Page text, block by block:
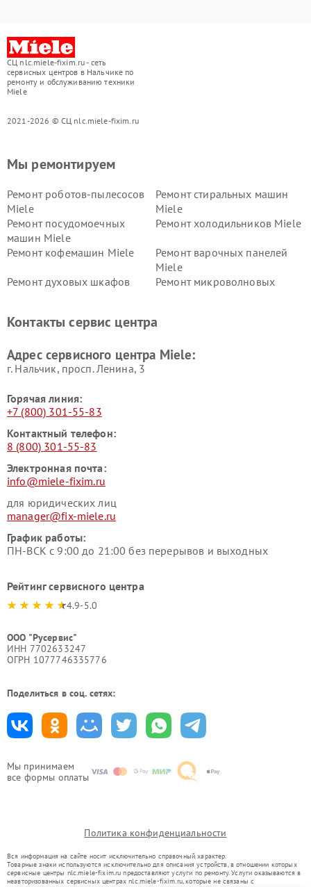
СЦ nlc.miele-fixim.ru - сеть
сервисных центров в Нальчике по
ремонту и обслуживанию техники
Miele
2021-2026 © СЦ nlc.miele-fixim.ru
Мы принимаем
все формы оплаты
Мы ремонтируем
Ремонт роботов-пылесосов
Miele
Ремонт стиральных машин
Miele
Ремонт посудомоечных
машин Miele
Ремонт холодильников Miele
Ремонт кофемашин Miele
Ремонт варочных панелей
Miele
Ремонт духовых шкафов
Ремонт микроволновых
Miele
Miele
пылесосов Miele
Контакты сервис центра
Адрес сервисного центра Miele:
г. Нальчик, просп. Ленина, 3
Горячая линия:
+7 (800) 301-55-83
Контактный телефон:
8 (800) 301-55-83
Электронная почта:
info@miele-fixim.ru
для юридических лиц
manager@fix-miele.ru
График работы:
ПН-ВСК с 9:00 до 21:00 без перерывов и выходных
Рейтинг сервисного центра
4.9-5.0
ООО "Русервис"
ИНН 7702633247
ОГРН 1077746335776
Поделиться в соц. сетях:
Политика конфиденциальности
Вся информация на сайте носит исключительно справочный характер.
Товарные знаки используются исключительно для описания устройств, в отношении которых
сервисные центры nlc.miele-fixim.ru предоставляют услуги по ремонту. Услуги оказываются в
неавторизованных сервисных центрах nlc.miele-fixim.ru, которые не связаны с